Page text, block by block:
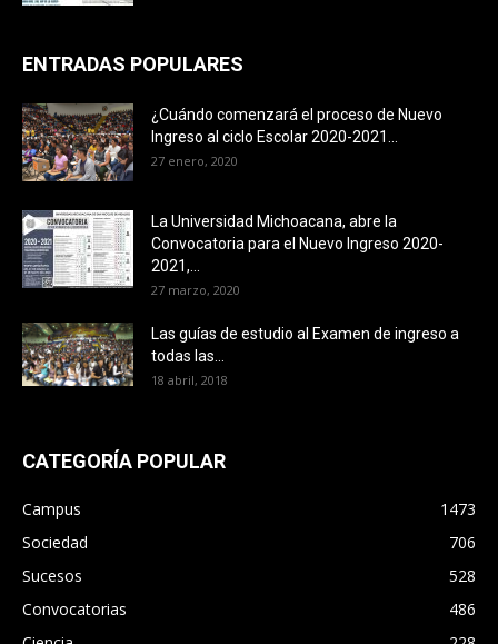
ENTRADAS POPULARES
¿Cuándo comenzará el proceso de Nuevo
Ingreso al ciclo Escolar 2020-2021...
27 enero, 2020
La Universidad Michoacana, abre la
Convocatoria para el Nuevo Ingreso 2020-
2021,...
27 marzo, 2020
Las guías de estudio al Examen de ingreso a
todas las...
18 abril, 2018
CATEGORÍA POPULAR
Campus
1473
Sociedad
706
Sucesos
528
Convocatorias
486